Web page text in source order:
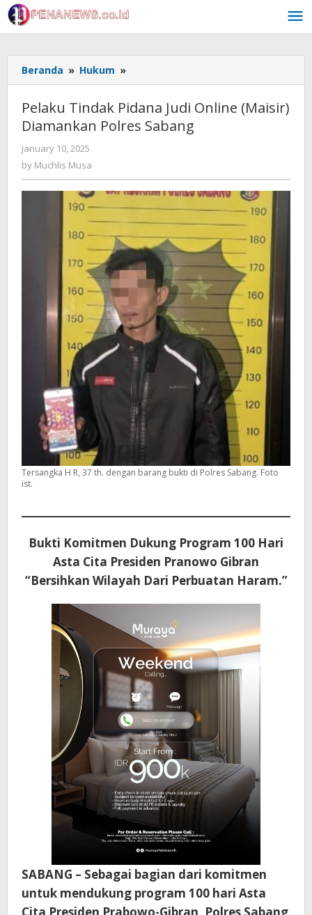
Skip
to
content
Beranda » Hukum »
Tindak
Judi
Online
Pelaku Tindak Pidana Judi Online (Maisir)
Diamankan Polres Sabang
January 10, 2025
by Muchlis Musa
Tersangka H R, 37 th. dengan barang bukti di Polres Sabang. Foto
ist.
Bukti Komitmen Dukung Program 100 Hari
Asta Cita Presiden Pranowo Gibran
“Bersihkan Wilayah Dari Perbuatan Haram.”
SABANG – Sebagai bagian dari komitmen
untuk mendukung program 100 hari Asta
Cita Presiden Prabowo-Gibran, Polres Sabang